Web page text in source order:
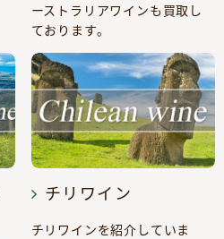
ーストラリアワインも買取し
ております。
チリワイン
チリワインを紹介していま